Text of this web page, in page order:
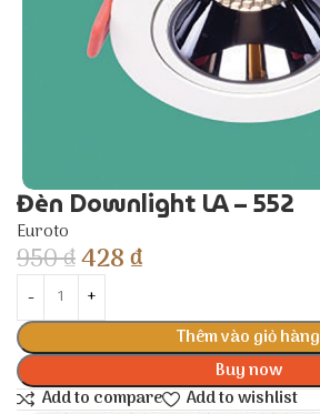
Đèn Downlight LA – 552
Euroto
950₫428₫
Thêm vào giỏ hàng
Buy now
Add to compare
Add to wishlist